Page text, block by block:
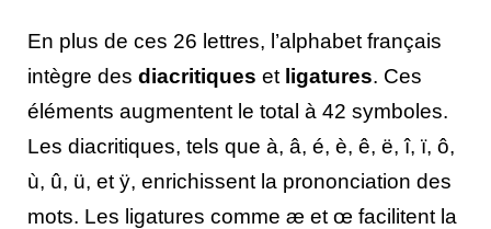
En plus de ces 26 lettres, l’alphabet français
intègre des diacritiques et ligatures. Ces
éléments augmentent le total à 42 symboles.
Les diacritiques, tels que à, â, é, è, ê, ë, î, ï, ô,
ù, û, ü, et ÿ, enrichissent la prononciation des
mots. Les ligatures comme æ et œ facilitent la